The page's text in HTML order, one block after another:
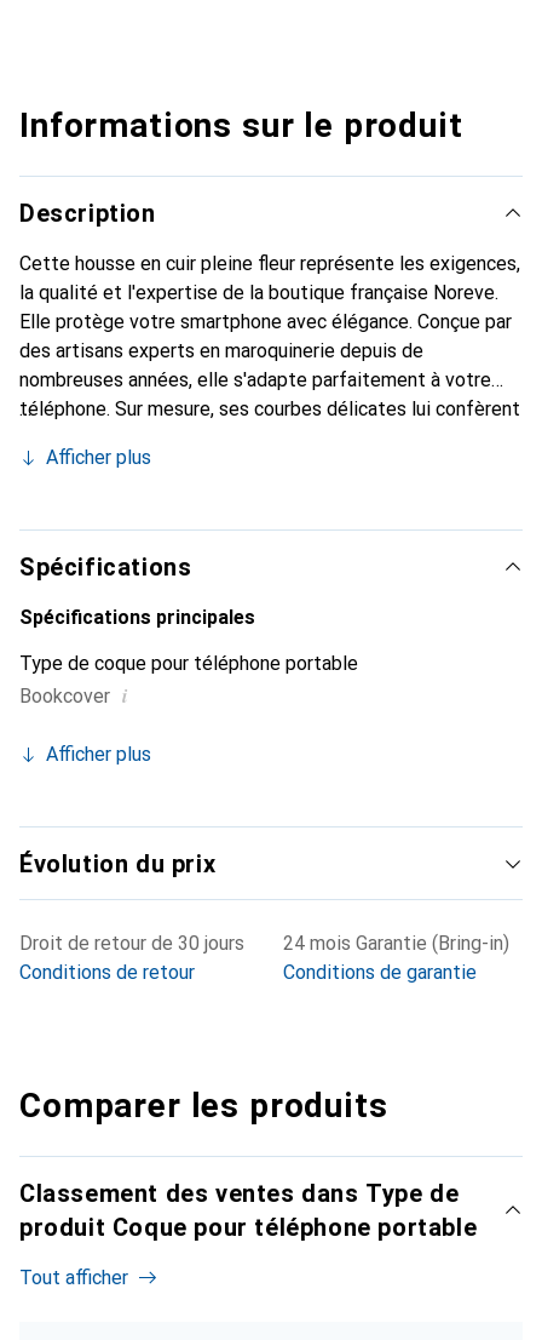
Informations sur le produit
Description
Cette housse en cuir pleine fleur représente les exigences,
la qualité et l'expertise de la boutique française Noreve.
Elle protège votre smartphone avec élégance. Conçue par
des artisans experts en maroquinerie depuis de
nombreuses années, elle s'adapte parfaitement à votre
téléphone. Sur mesure, ses courbes délicates lui confèrent
chic et essentiel de votre smartphone. Reconnaissable à
marque Noreve est un choix sûr pour une clientèle
exigeante.
Afficher plus
Spécifications
Spécifications principales
Type de coque pour téléphone portable
Bookcover i
Afficher plus
Évolution du prix
Droit de retour de 30 jours
Conditions de retour
24 mois Garantie (Bring-in)
Conditions de garantie
Comparer les produits
Classement des ventes dans Type de
produit Coque pour téléphone portable
Tout afficher